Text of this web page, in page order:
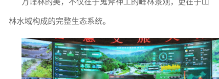
林水域构成的完整生态系统。